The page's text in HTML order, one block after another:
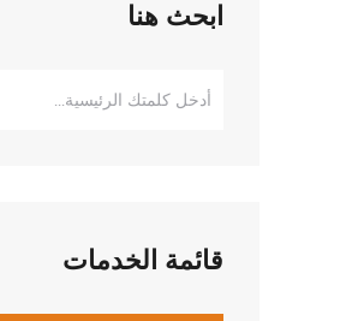
ابحث هنا
قائمة الخدمات